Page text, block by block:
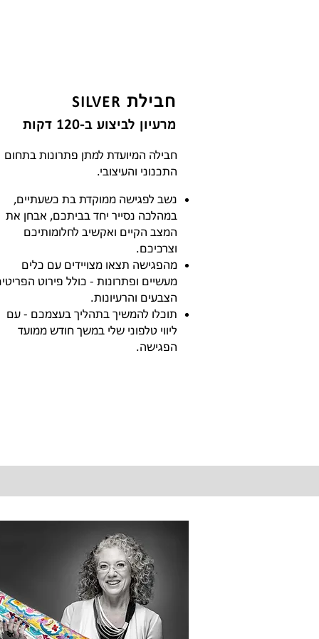
חבילת SILVER
מרעיון לביצוע ב-120 דקות
חבילה המיועדת למתן פתרונות בתחום
התכנוני והעיצובי.
נשב לפגישה ממוקדת בת כשעתיים,
במהלכה נסייר יחד בביתכם, אבחן את
המצב הקיים ואקשיב לחלומותיכם
וצרכיכם.
מהפגישה תצאו מצויידים עם כלים
מעשיים ופתרונות - כולל פירוט
הצבעים והרעיונות.
תוכלו להמשיך בתהליך בעצמכם - עם
ליווי טלפוני שלי במשך חודש ממועד
הפגישה.